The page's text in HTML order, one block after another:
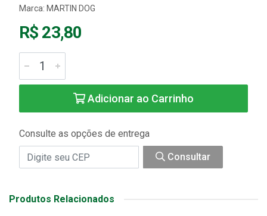
Marca: MARTIN DOG
R$ 23,80
Adicionar ao Carrinho
Consulte as opções de entrega
Consultar
Produtos Relacionados